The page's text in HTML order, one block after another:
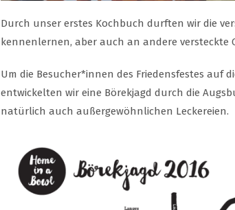
Durch unser erstes Kochbuch durften wir die
kennenlernen, aber auch an andere versteckte
Um die Besucher*innen des Friedensfestes auf
entwickelten wir eine Börekjagd durch die
natürlich auch außergewöhnlichen Leckereien.